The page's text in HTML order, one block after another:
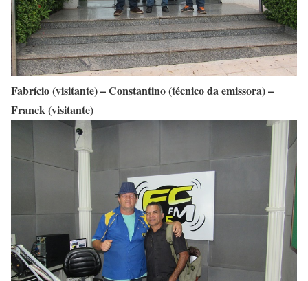
Fabrício (visitante) – Constantino (técnico da emissora) –
Franck (visitante)